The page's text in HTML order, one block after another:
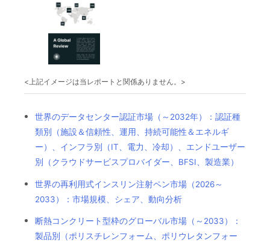
<上記イメージは当レポートと関係ありません。>
世界のデータセンター認証市場（～2032年）：認証種
類別（施設＆信頼性、運用、持続可能性＆エネルギ
ー）、インフラ別（IT、電力、冷却）、エンドユーザー
別（クラウドサービスプロバイダー、BFSI、製造業）
世界の再利用式インスリン注射ペン市場（2026～
2033）：市場規模、シェア、動向分析
断熱コンクリート型枠のグローバル市場（～2033）：
製品別（ポリスチレンフォーム、ポリウレタンフォー